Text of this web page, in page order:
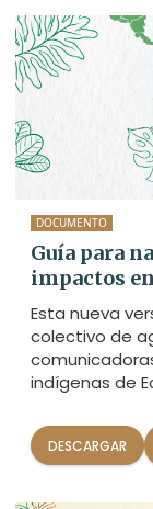
DOCUMENTO
Guía para
impactos
Esta nueva
colectivo de
indígenas de
DESCARGAR